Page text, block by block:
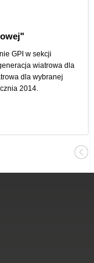
GPI w sekcji
wiatrowa dla
dla wybranej
2014.